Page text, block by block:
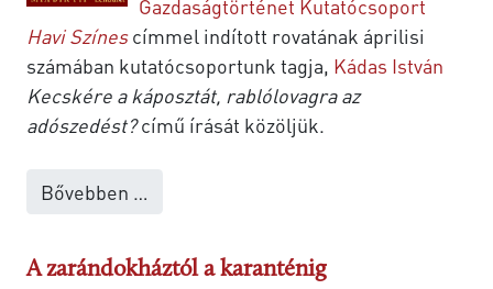
Gazdaságtörténet Kutatócsoport
Havi Színescímmel indított rovatának áprilisi
számában kutatócsoportunk tagja, Kádas István
Kecskére a káposztát, rablólovagra az
adószedést?című írását közöljük.
Bővebben …
A zarándokháztól a karanténig